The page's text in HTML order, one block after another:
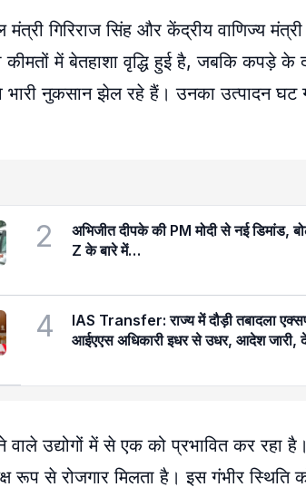
गिरिराज सिंह और केंद्रीय वाणिज्य
में बेतहाशा वृद्धि हुई है, जबकि कपड़े के
नुकसान झेल रहे हैं। उनका उत्पादन घट
2
अभिजीत दीपके की PM मोदी से नई डिमांड,
Z के बारे में…
4
IAS Transfer: राज्य में दौड़ी तबादला
आईएएस अधिकारी इधर से उधर, आदेश जारी,
उद्योगों में से एक को प्रभावित कर रहा
रूप से रोजगार मिलता है। इस गंभीर